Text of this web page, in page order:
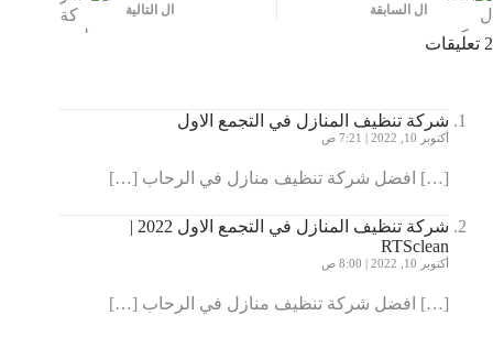
ال السابقة ال التالية
2 تعليقات
شركة تنظيف المنازل في التجمع الاول
أكتوبر 10, 2022 | 7:21 ص
[…] افضل شركة تنظيف منازل في الرحاب […]
شركة تنظيف المنازل في التجمع الاول 2022 |
RTSclean
أكتوبر 10, 2022 | 8:00 ص
[…] افضل شركة تنظيف منازل في الرحاب […]